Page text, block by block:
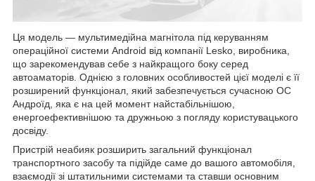
Ця модель — мультимедійна магнітола під керуванням
операційної системи Android від компанії Lesko, виробника,
що зарекомендував себе з найкращого боку серед
автоаматорів. Однією з головних особливостей цієї моделі є її
розширений функціонал, який забезпечується сучасною ОС
Андроїд, яка є на цей момент найстабільнішою,
енергоефективнішою та дружньою з погляду користувацького
досвіду.
Пристрій неабияк розширить загальний функціонал
транспортного засобу та підійде саме до вашого автомобіля,
взаємодії зі штатильними системами та ставши основним